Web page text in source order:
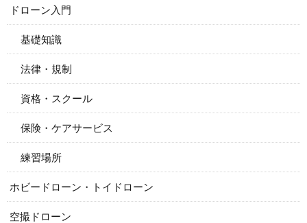
ドローン入門
基礎知識
法律・規制
資格・スクール
保険・ケアサービス
練習場所
ホビードローン・トイドローン
空撮ドローン